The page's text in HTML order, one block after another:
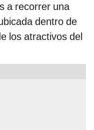
a recorrer una
dentro de
los atractivos del